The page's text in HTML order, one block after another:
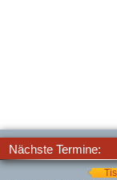
Nächste Termine: